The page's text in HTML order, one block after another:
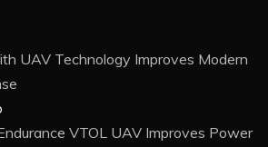
UAV Technology Improves Modern
VTOL UAV Improves Power